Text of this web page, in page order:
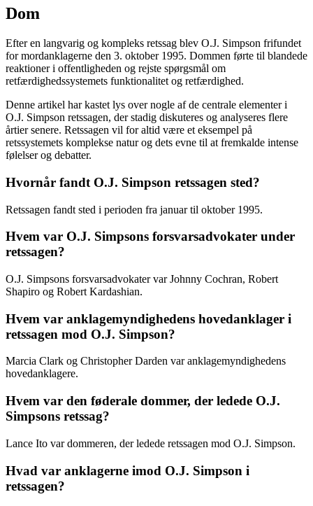
Dom
Efter en langvarig og kompleks retssag blev O.J. Simpson frifundet
for mordanklagerne den 3. oktober 1995. Dommen førte til blandede
reaktioner i offentligheden og rejste spørgsmål om
retfærdighedssystemets funktionalitet og retfærdighed.
Denne artikel har kastet lys over nogle af de centrale elementer i
O.J. Simpson retssagen, der stadig diskuteres og analyseres flere
årtier senere. Retssagen vil for altid være et eksempel på
retssystemets komplekse natur og dets evne til at fremkalde intense
følelser og debatter.
Hvornår fandt O.J. Simpson retssagen sted?
Retssagen fandt sted i perioden fra januar til oktober 1995.
Hvem var O.J. Simpsons forsvarsadvokater under
retssagen?
O.J. Simpsons forsvarsadvokater var Johnny Cochran, Robert
Shapiro og Robert Kardashian.
Hvem var anklagemyndighedens hovedanklager i
retssagen mod O.J. Simpson?
Marcia Clark og Christopher Darden var anklagemyndighedens
hovedanklagere.
Hvem var den føderale dommer, der ledede O.J.
Simpsons retssag?
Lance Ito var dommeren, der ledede retssagen mod O.J. Simpson.
Hvad var anklagerne imod O.J. Simpson i
retssagen?